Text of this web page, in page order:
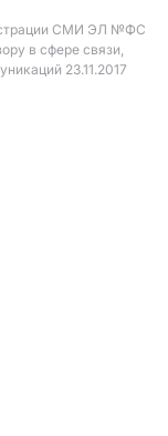
СМИ ЭЛ №ФС
в сфере связи,
23.11.2017